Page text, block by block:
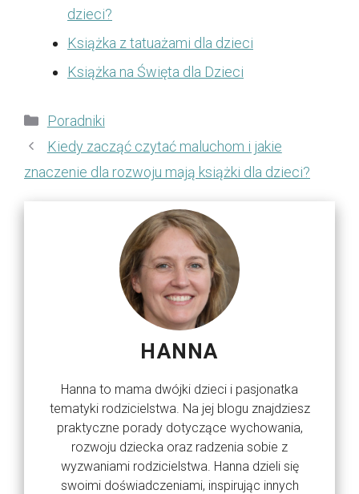
dzieci?
Książka z tatuażami dla dzieci
Książka na Święta dla Dzieci
Kategorie
Poradniki
Kiedy zacząć czytać maluchom i jakie
znaczenie dla rozwoju mają książki dla dzieci?
HANNA
Hanna to mama dwójki dzieci i pasjonatka
tematyki rodzicielstwa. Na jej blogu znajdziesz
praktyczne porady dotyczące wychowania,
rozwoju dziecka oraz radzenia sobie z
wyzwaniami rodzicielstwa. Hanna dzieli się
swoimi doświadczeniami, inspirując innych